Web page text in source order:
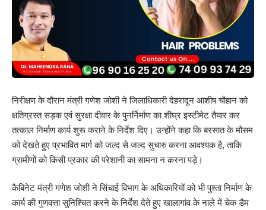
निरीक्षण के दौरान मंत्री गणेश जोशी ने जिलाधिकारी देहरादून आशीष चौहान को
क्षतिग्रस्त सड़क एवं सुरक्षा दीवार के पुनर्निर्माण का शीघ्र इस्टीमेट तैयार कर
तत्काल निर्माण कार्य शुरू कराने के निर्देश दिए। उन्होंने कहा कि बरसात के मौसम
को देखते हुए प्रभावित मार्ग को जल्द से जल्द सुचारु करना आवश्यक है, ताकि
ग्रामीणों को किसी प्रकार की परेशानी का सामना न करना पड़े।
कैबिनेट मंत्री गणेश जोशी ने सिंचाई विभाग के अधिकारियों को भी पुश्ता निर्माण के
कार्य की गुणवत्ता सुनिश्चित करने के निर्देश देते हुए खालागांव के नाले में चेक डैम